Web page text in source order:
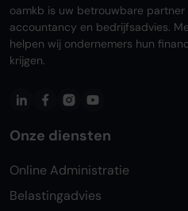
oamkb is uw betrouwbare partner
accountancy en bedrijfsadvies.
helpen wij ondernemers hun
krijgen.
Onze diensten
Online Administratie
Belastingadvies